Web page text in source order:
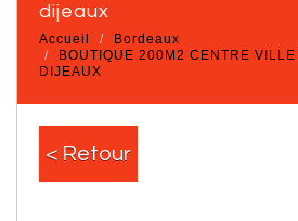
dijeaux
Accueil
Bordeaux
BOUTIQUE 200M2 CENTRE
DIJEAUX
< Retour